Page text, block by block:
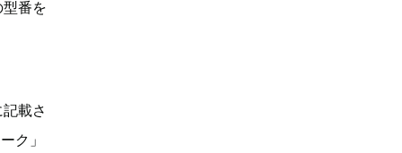
番を
載さ
ク」